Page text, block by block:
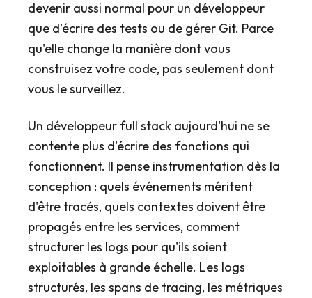
devenir aussi normal pour un développeur
que d'écrire des tests ou de gérer Git. Parce
qu'elle change la manière dont vous
construisez votre code, pas seulement dont
vous le surveillez.
Un développeur full stack aujourd'hui ne se
contente plus d'écrire des fonctions qui
fonctionnent. Il pense instrumentation dès la
conception : quels événements méritent
d'être tracés, quels contextes doivent être
propagés entre les services, comment
structurer les logs pour qu'ils soient
exploitables à grande échelle. Les logs
structurés, les spans de tracing, les métriques